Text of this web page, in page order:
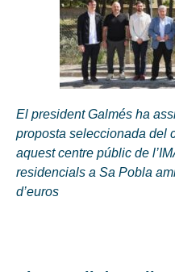
El president Galmés ha
proposta seleccionada del
aquest centre públic de
residencials a Sa Pobla
d’euros